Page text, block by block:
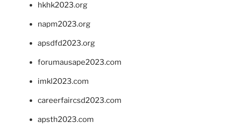
hkhk2023.org
napm2023.org
apsdfd2023.org
forumausape2023.com
imkl2023.com
careerfaircsd2023.com
apsth2023.com